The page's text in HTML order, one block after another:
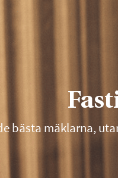
bästa mäklarna,